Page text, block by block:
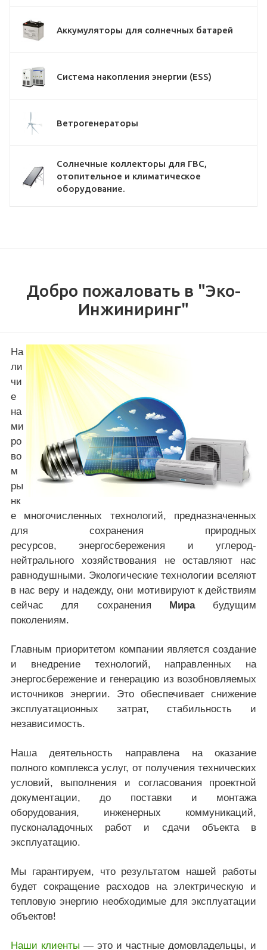
Аккумуляторы для солнечных батарей
Система накопления энергии (ESS)
Ветрогенераторы
Солнечные коллекторы для ГВС,
отопительное и климатическое
оборудование.
Добро пожаловать в "Эко-
Инжиниринг"
На
ли
чи
е
на
ми
ро
во
м
ры
нк
е многочисленных технологий, предназначенных
для сохранения природных
ресурсов, энергосбережения и углерод-
нейтрального хозяйствования не оставляют нас
равнодушными. Экологические технологии вселяют
в нас веру и надежду, они мотивируют к действиям
сейчас для сохранения Мирабудущим
поколениям.
Главным приоритетом компании является создание
и внедрение технологий, направленных на
энергосбережение и генерацию из возобновляемых
источников энергии. Это обеспечивает снижение
эксплуатационных затрат, стабильность и
независимость.
Наша деятельность направлена на оказание
полного комплекса услуг, от получения технических
условий, выполнения и согласования проектной
документации, до поставки и монтажа
оборудования, инженерных коммуникаций,
пусконаладочных работ и сдачи объекта в
эксплуатацию.
Мы гарантируем, что результатом нашей работы
будет сокращение расходов на электрическую и
тепловую энергию необходимые для эксплуатации
объектов!
Наши клиенты — это и частные домовладельцы, и